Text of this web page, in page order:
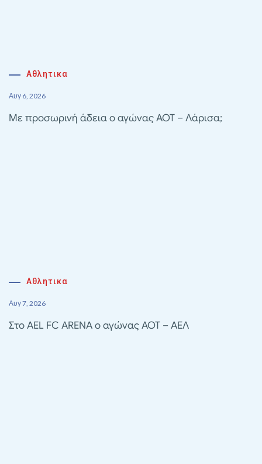
Αθλητικα
Αυγ 6, 2026
Με προσωρινή άδεια ο αγώνας ΑΟΤ – Λάρισα;
Αθλητικα
Αυγ 7, 2026
Στο AEL FC ARENA ο αγώνας ΑΟΤ – ΑΕΛ